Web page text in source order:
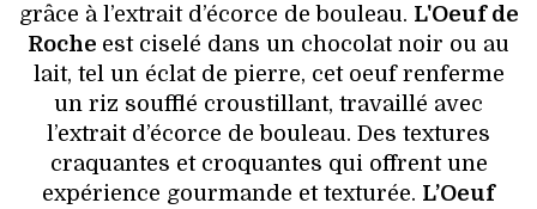
grâce à l’extrait d’écorce de bouleau. L'Oeuf de
Roche est ciselé dans un chocolat noir ou au
lait, tel un éclat de pierre, cet oeuf renferme
un riz soufflé croustillant, travaillé avec
l’extrait d’écorce debouleau. Des textures
craquantes et croquantes qui offrent une
expérience gourmande et texturée. L’Oeuf